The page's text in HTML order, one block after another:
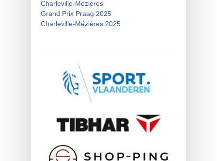
Charleville-Mezieres
Grand Prix Praag 2025
Charleville-Mézières 2025